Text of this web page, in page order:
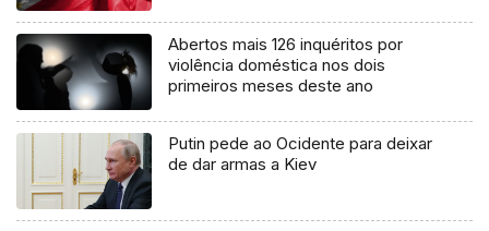
Abertos mais 126 inquéritos por
violência doméstica nos dois
primeiros meses deste ano
Putin pede ao Ocidente para deixar
de dar armas a Kiev